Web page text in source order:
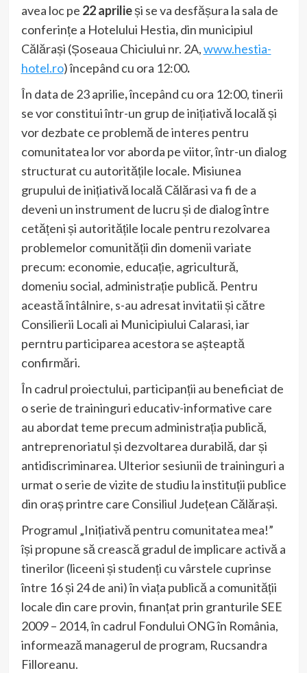
avea loc pe 22 aprilieși se va desfășura la sala de
conferințe a Hotelului Hestia,din municipiul
Călărași (Șoseaua Chiciului nr. 2A,www.hestia-
hotel.ro) începând cu ora 12:00.
În data de 23 aprilie,începând cu ora 12:00, tinerii
se vor constitui într-un grup de inițiativă locală și
vor dezbate ce problemă de interes pentru
comunitatea lor vor aborda pe viitor, într-un dialog
structurat cu autoritățile locale. Misiunea
grupului de inițiativă locală Călărasi va fi de a
deveni un instrument de lucru și de dialog între
cetățeni și autoritățile locale pentru rezolvarea
problemelor comunității din domenii variate
precum: economie, educație, agricultură,
domeniu social, administrație publică. Pentru
această întâlnire, s-au adresat invitatii și către
Consilierii Locali ai Municipiului Calarasi, iar
perntru participarea acestora se așteaptă
confirmări.
În cadrul proiectului, participanții au beneficiat de
o serie de traininguri educativ-informative care
au abordat teme precum administrația publică,
antreprenoriatul și dezvoltarea durabilă, dar și
antidiscriminarea. Ulterior sesiunii de traininguri a
urmat o serie de vizite de studiu la instituții publice
din oraș printre care Consiliul Județean Călărași.
Programul „Inițiativă pentru comunitatea mea!”
își propune să crească gradul de implicare activă a
tinerilor (liceeni și studenți cu vârstele cuprinse
între 16 și 24 de ani) în viața publică a comunității
locale din care provin, finanțat prin granturile SEE
2009 – 2014, în cadrul Fondului ONG în România,
informează managerul de program, Rucsandra
Filloreanu.